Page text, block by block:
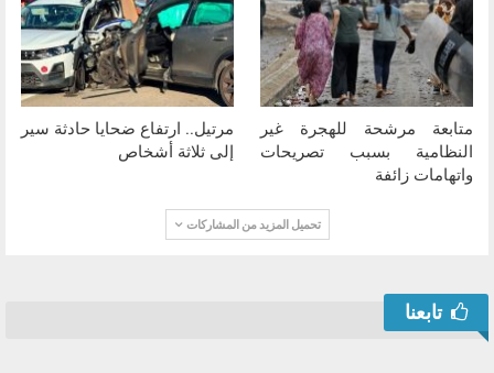
متابعة مرشحة للهجرة غير
النظامية بسبب تصريحات
واتهامات زائفة
مرتيل.. ارتفاع ضحايا حادثة سير
إلى ثلاثة أشخاص
تحميل المزيد من المشاركات
تابعنا